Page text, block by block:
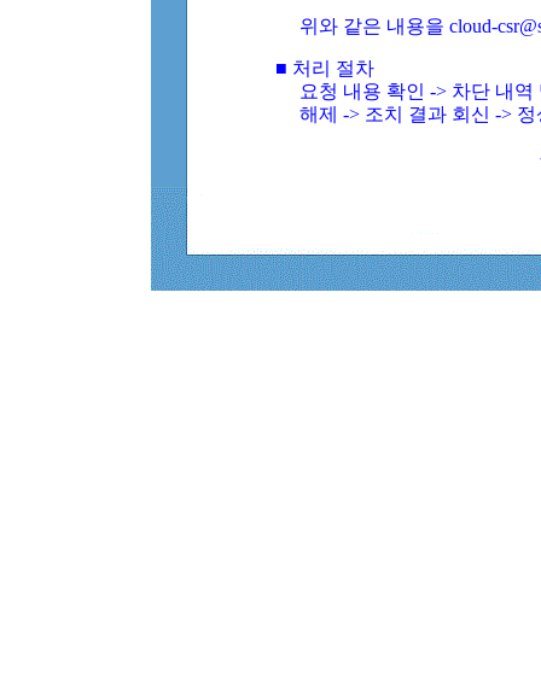
위와 같은 내용을 cloud-
■ 처리 절차
요청 내용 확인 -> 차단 내
해제 -> 조치 결과 회신 ->